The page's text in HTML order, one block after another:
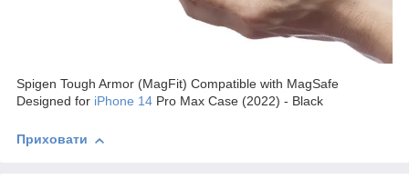
Spigen Tough Armor (MagFit) Compatible with MagSafe
Designed for iPhone 14 Pro Max Case (2022) - Black
Приховати